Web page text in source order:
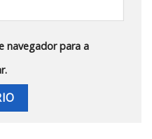
navegador para a